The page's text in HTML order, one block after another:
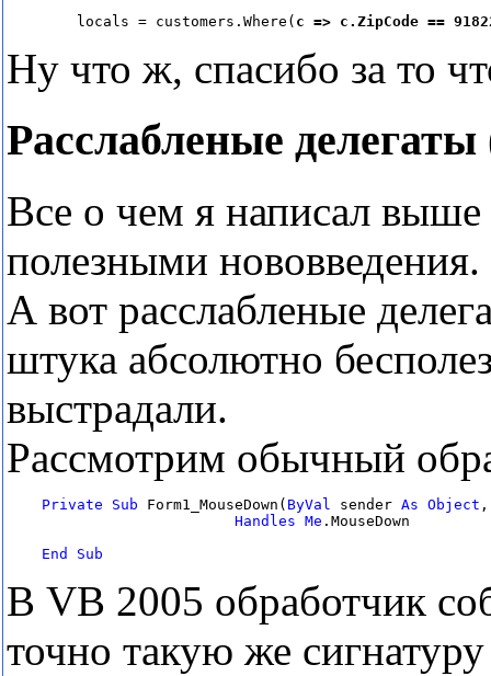
locals = customers.Where( c => c.ZipCode ==
Ну что ж, спасибо за то
Расслабленые делегаты
Все о чем я написал
полезными нововведения.
А вот расслабленые
штука абсолютно
выстрадали.
Рассмотрим обычный
Private Sub Form1_MouseDown( ByVal sender As Object
Handles Me .MouseDown
End
Sub
В VB 2005 обработчик
точно такую же